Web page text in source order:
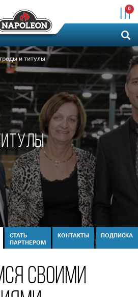
0
и титулы
СТАТЬ
ПАРТНЕРОМ
КОНТАКТЫ ПОДПИСКА
СВОИМИ